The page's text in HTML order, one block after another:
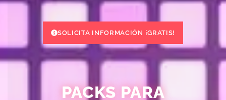
SOLICITA INFORMACIÓN ¡GRATIS!
PACKS PARA